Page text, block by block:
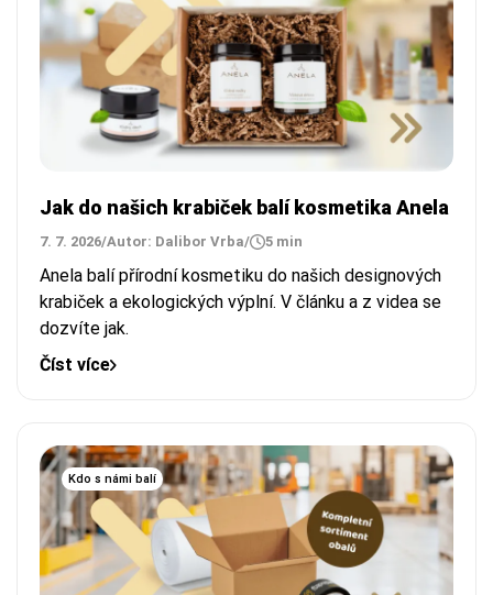
Jak do našich krabiček balí kosmetika Anela
7. 7. 2026/Autor: Dalibor Vrba/ 5 min
Anela balí přírodní kosmetiku do našich designových
krabiček a ekologických výplní. V článku a z videa se
dozvíte jak.
Číst více
Kdo s námi balí